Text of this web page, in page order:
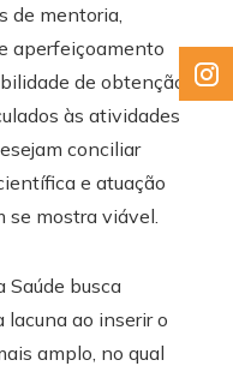
de mentoria,
aperfeiçoamento
de obtenção
às atividades
conciliar
e atuação
se mostra viável.
Saúde busca
ao inserir o
amplo, no qual